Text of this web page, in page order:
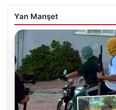
Yan Manşet